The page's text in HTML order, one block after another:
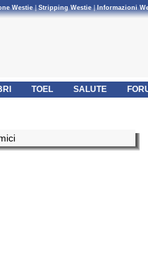
Westie|Stripping Westie| Informazioni
TOEL SALUTE